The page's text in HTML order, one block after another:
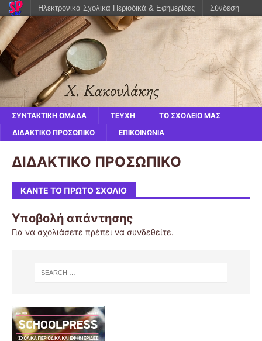
ΣΥΝΤΑΚΤΙΚΗ ΟΜΑΔΑ ΤΕΥΧΗ
ΤΟ ΣΧΟΛΕΙΟ ΜΑΣ
ΔΙΔΑΚΤΙΚΟ ΠΡΟΣΩΠΙΚΟ
ΕΠΙΚΟΙΝΩΝΙΑ
ΔΙΔΑΚΤΙΚΟ ΠΡΟΣΩΠΙΚΟ
ΚΆΝΤΕ ΤΟ ΠΡΏΤΟ ΣΧΌΛΙΟ
Υποβολή απάντησης
Για να σχολιάσετε πρέπει να συνδεθείτε.
Ηλεκτρονικά Σχολικά Περιοδικά & Εφημερίδες Σύνδεση